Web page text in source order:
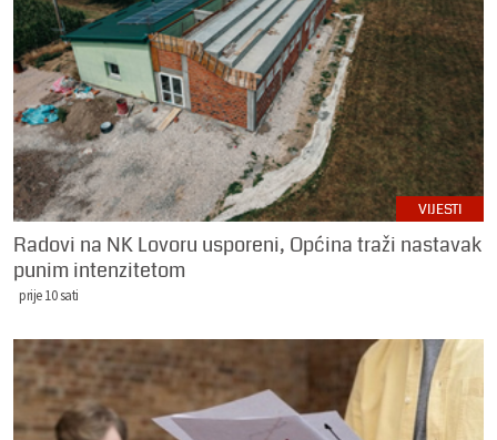
VIJESTI
Radovi na NK Lovoru usporeni, Općina traži nastavak
punim intenzitetom
prije 10 sati